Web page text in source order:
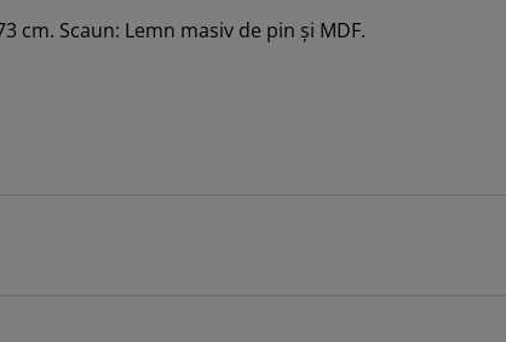
cm. Scaun: Lemn masiv de pin și MDF.